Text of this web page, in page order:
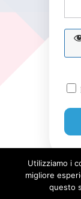
Utilizziamo i
migliore
questo